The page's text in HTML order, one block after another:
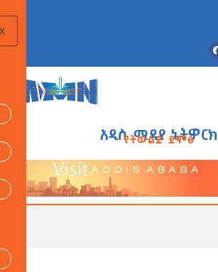
አዲስ ሚዲያ ኔትዎርክ
የትውልድ ድምፅ